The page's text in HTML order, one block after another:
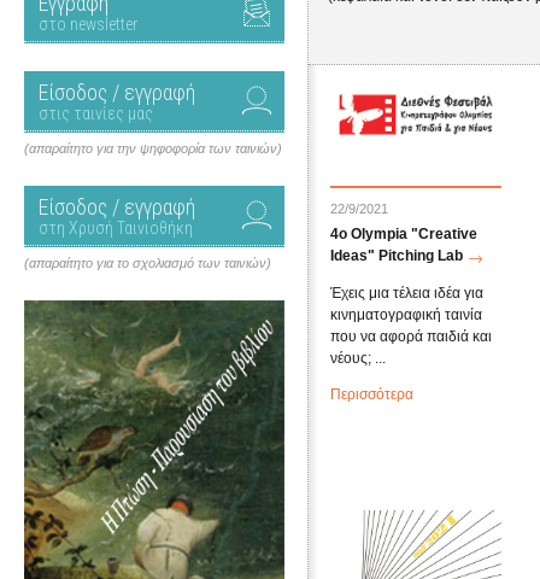
στο newsletter
Είσοδος / εγγραφή
στις ταινίες μας
(απαραίτητο για την ψηφοφορία των ταινιών)
Είσοδος / εγγραφή
στη Χρυσή Ταινιοθήκη
(απαραίτητο για το σχολιασμό των ταινιών)
22/9/2021
4ο Olympia "Creative
Ideas" Pitching Lab
Έχεις μια τέλεια ιδέα για
κινηματογραφική ταινία
που να αφορά παιδιά και
νέους; ...
Περισσότερα